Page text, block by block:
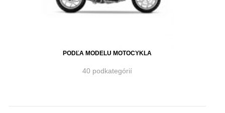
PODĽA MODELU MOTOCYKLA
40 podkategórií